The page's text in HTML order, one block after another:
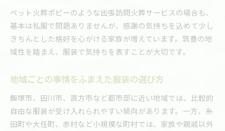
ペット火葬ポピーのような出張訪問火葬サービスの場合も、
基本は私服で問題ありませんが、感謝の気持ちを込めて少し
きちんとした格好を心がける家族が増えています。筑豊の地
域性を踏まえ、服装で気持ちを表すことが大切です。
地域ごとの事情をふまえた服装の選び方
飯塚市、田川市、直方市など都市部に近い地域では、比較的
自由な服装が受け入れられやすい傾向があります。一方、糸
田町や大任町、赤村など小規模な町村では、家族や親戚以外